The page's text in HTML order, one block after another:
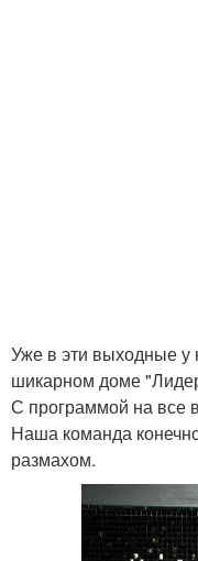
Уже в эти выходные у
шикарном доме
С программой на все
Наша команда
размахом.